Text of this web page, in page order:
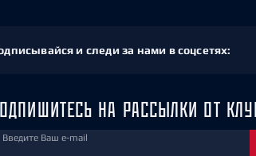
и следи за нами в соцсетях:
НА РАССЫЛКИ ОТ
Введите Ваш e-mail